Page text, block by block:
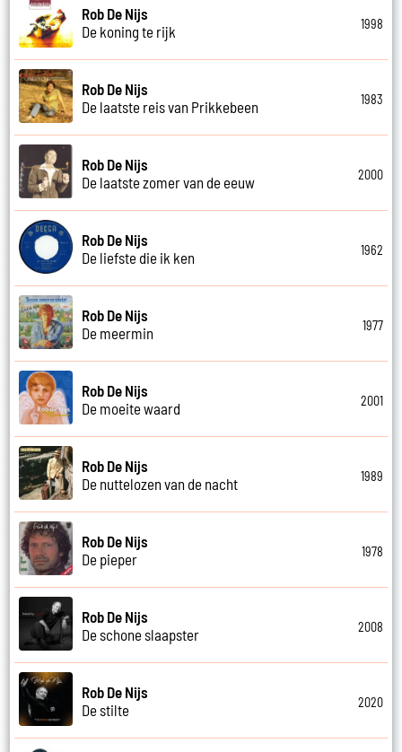
Rob De Nijs
De koning te rijk
1998
Rob De Nijs
De laatste reis van Prikkebeen
1983
Rob De Nijs
De laatste zomer van de eeuw
2000
Rob De Nijs
De liefste die ik ken
1962
Rob De Nijs
De meermin
1977
Rob De Nijs
De moeite waard
2001
Rob De Nijs
De nuttelozen van de nacht
1989
Rob De Nijs
De pieper
1978
Rob De Nijs
De schone slaapster
2008
Rob De Nijs
De stilte
2020